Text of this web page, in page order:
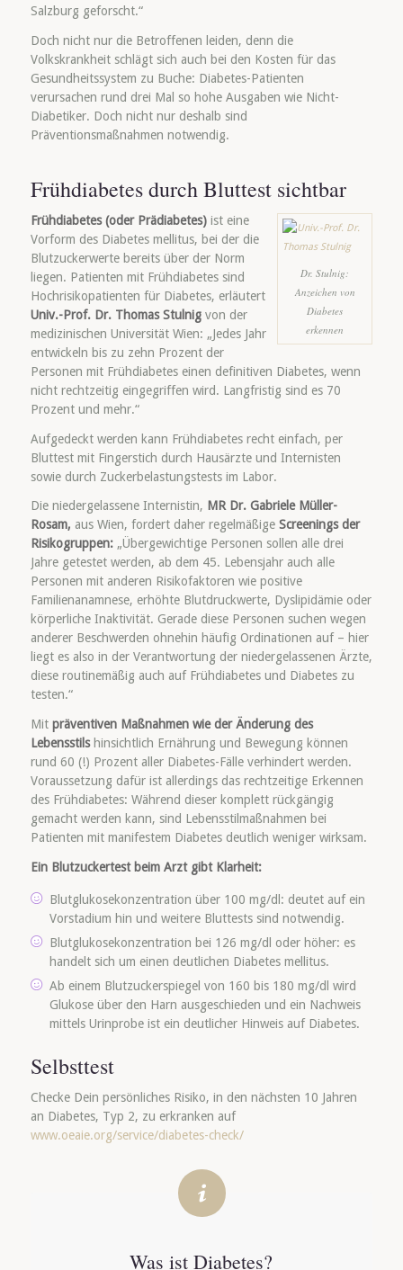
Salzburg geforscht.“
Doch nicht nur die Betroffenen leiden, denn die
Volkskrankheit schlägt sich auch bei den Kosten für das
Gesundheitssystem zu Buche: Diabetes-Patienten
verursachen rund drei Mal so hohe Ausgaben wie Nicht-
Diabetiker. Doch nicht nur deshalb sind
Präventionsmaßnahmen notwendig.
Frühdiabetes durch Bluttest sichtbar
Dr. Stulnig:
Anzeichen von
Diabetes
erkennen
Frühdiabetes (oder Prädiabetes)ist eine
Vorform des Diabetes mellitus, bei der die
Blutzuckerwerte bereits über der Norm
liegen. Patienten mit Frühdiabetes sind
Hochrisikopatienten für Diabetes, erläutert
Univ.-Prof. Dr. Thomas Stulnigvon der
medizinischen Universität Wien: „Jedes Jahr
entwickeln bis zu zehn Prozent der
Personen mit Frühdiabetes einen definitiven Diabetes, wenn
nicht rechtzeitig eingegriffen wird. Langfristig sind es 70
Prozent und mehr.“
Aufgedeckt werden kann Frühdiabetes recht einfach, per
Bluttest mit Fingerstich durch Hausärzte und Internisten
sowie durch Zuckerbelastungstests im Labor.
Die niedergelassene Internistin, MR Dr. Gabriele Müller-
Rosam, aus Wien, fordert daher regelmäßige Screenings der
Risikogruppen:„Übergewichtige Personen sollen alle drei
Jahre getestet werden, ab dem 45. Lebensjahr auch alle
Personen mit anderen Risikofaktoren wie positive
Familienanamnese, erhöhte Blutdruckwerte, Dyslipidämie oder
körperliche Inaktivität. Gerade diese Personen suchen wegen
anderer Beschwerden ohnehin häufig Ordinationen auf – hier
liegt es also in der Verantwortung der niedergelassenen Ärzte,
diese routinemäßig auch auf Frühdiabetes und Diabetes zu
testen.“
Mit präventiven Maßnahmen wie der Änderung des
Lebensstilshinsichtlich Ernährung und Bewegung können
rund 60 (!) Prozent aller Diabetes-Fälle verhindert werden.
Voraussetzung dafür ist allerdings das rechtzeitige Erkennen
des Frühdiabetes: Während dieser komplett rückgängig
gemacht werden kann, sind Lebensstilmaßnahmen bei
Patienten mit manifestem Diabetes deutlich weniger wirksam.
Ein Blutzuckertest beim Arzt gibt Klarheit:
Blutglukosekonzentration über 100 mg/dl: deutet auf ein
Vorstadium hin und weitere Bluttests sind notwendig.
Blutglukosekonzentration bei 126 mg/dl oder höher: es
handelt sich um einen deutlichen Diabetes mellitus.
Ab einem Blutzuckerspiegel von 160 bis 180 mg/dl wird
Glukose über den Harn ausgeschieden und ein Nachweis
mittels Urinprobe ist ein deutlicher Hinweis auf Diabetes.
Selbsttest
Checke Dein persönliches Risiko, in den nächsten 10 Jahren
an Diabetes, Typ 2, zu erkranken auf
www.oeaie.org/service/diabetes-check/
Was ist Diabetes?